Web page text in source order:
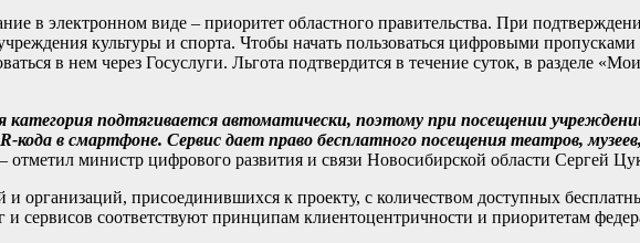
в электронном виде – приоритет областного правительства. При
культуры и спорта. Чтобы начать пользоваться цифровыми
в нем через Госуслуги. Льгота подтвердится в течение суток, в разделе
категория подтягивается автоматически, поэтому при посещении
в смартфоне. Сервис дает право бесплатного посещения театров,
– отметил министр цифрового развития и связи Новосибирской области Сергей
организаций, присоединившихся к проекту, с количеством доступных
сервисов соответствуют принципам клиентоцентричности и приоритетам